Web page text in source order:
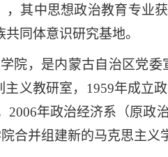
，其中思想政治教育专业
同体意识研究基地。
院， 是内蒙古自治区党委
主义教研室， 1959年成立
2006年政治经济系 （原政
合并组建新的马克思主义